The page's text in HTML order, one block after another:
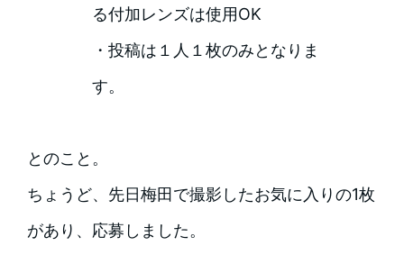
る付加レンズは使用OK
・投稿は１人１枚のみとなりま
す。
とのこと。
ちょうど、先日梅田で撮影したお気に入りの1枚
があり、応募しました。